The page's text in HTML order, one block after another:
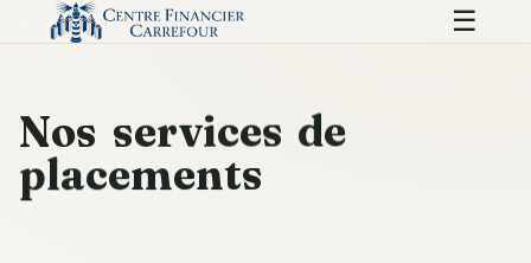
☰
Nos services de
placements